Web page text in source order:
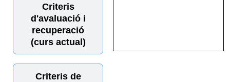
Criteris
d'avaluació i
recuperació
(curs actual)
Criteris de